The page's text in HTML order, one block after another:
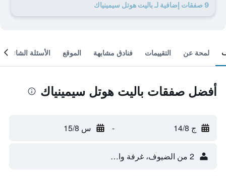
9 صفقات إضافية لـ باليت هوتل سيمينياك
لمحة عن التقييمات فنادق مشابهة الموقع الأسئلة الشائعة
أفضل صفقات باليت هوتل سيمينياك
ج 14/8 - س 15/8
2 من الضيوف، غرفة واحدة